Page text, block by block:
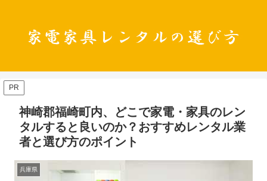
PR
神崎郡福崎町内、どこで家電・家具のレン
タルすると良いのか？おすすめレンタル業
者と選び方のポイント
兵庫県